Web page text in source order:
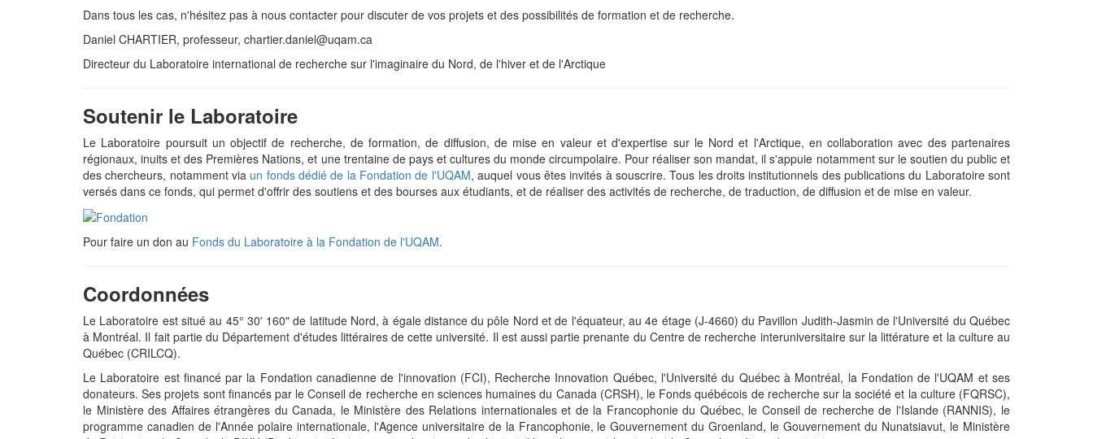
Dans tous les cas, n'hésitez pas à nous contacter pour discuter de vos projets et des possibilités de formation et de recherche.
Daniel CHARTIER, professeur, chartier.daniel@uqam.ca
Directeur du Laboratoire international de recherche sur l'imaginaire du Nord, de l'hiver et de l'Arctique
Soutenir le Laboratoire
Le Laboratoire poursuit un objectif de recherche, de formation, de diffusion, de mise en valeur et d'expertise sur le Nord et l'Arctique, en collaboration avec des partenaires
régionaux, inuits et des Premières Nations, et une trentaine de pays et cultures du monde circumpolaire. Pour réaliser son mandat, il s'appuie notamment sur le soutien du public et
des chercheurs, notamment via un fonds dédié de la Fondation de l'UQAM, auquel vous êtes invités à souscrire. Tous les droits institutionnels des publications du Laboratoire sont
versés dans ce fonds, qui permet d'offrir des soutiens et des bourses aux étudiants, et de réaliser des activités de recherche, de traduction, de diffusion et de mise en valeur.
Pour faire un don au Fonds du Laboratoire à la Fondation de l'UQAM.
Coordonnées
Le Laboratoire est situé au 45° 30' 160" de latitude Nord, à égale distance du pôle Nord et de l'équateur, au 4e étage (J-4660) du Pavillon Judith-Jasmin de l'Université du Québec
à Montréal. Il fait partie du Département d'études littéraires de cette université. Il est aussi partie prenante du Centre de recherche interuniversitaire sur la littérature et la culture au
Québec (CRILCQ).
Le Laboratoire est financé par la Fondation canadienne de l'innovation (FCI), Recherche Innovation Québec, l'Université du Québec à Montréal, la Fondation de l'UQAM et ses
donateurs. Ses projets sont financés par le Conseil de recherche en sciences humaines du Canada (CRSH), le Fonds québécois de recherche sur la société et la culture (FQRSC),
le Ministère des Affaires étrangères du Canada, le Ministère des Relations internationales et de la Francophonie du Québec, le Conseil de recherche de l'Islande (RANNIS), le
programme canadien de l'Année polaire internationale, l'Agence universitaire de la Francophonie, le Gouvernement du Groenland, le Gouvernement du Nunatsiavut, le Ministère